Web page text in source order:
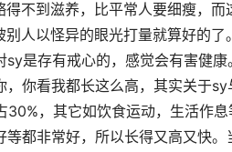
不到滋养，比平常人要细瘦，而
人以怪异的眼光打量就算好的了
是存有戒心的，感觉会有害健康
你看我都长这么高，其实关于sy
，其它如饮食运动，生活作
都非常好，所以长得又高又快。